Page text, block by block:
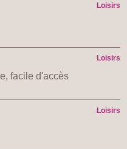
Loisirs
Loisirs
facile d'accès
Loisirs